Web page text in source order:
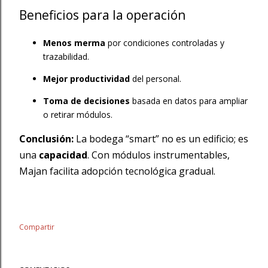
Beneficios para la operación
Menos merma por condiciones controladas y
trazabilidad.
Mejor productividad del personal.
Toma de decisiones basada en datos para ampliar
o retirar módulos.
Conclusión: La bodega “smart” no es un edificio; es
una capacidad. Con módulos instrumentables,
Majan facilita adopción tecnológica gradual.
Compartir